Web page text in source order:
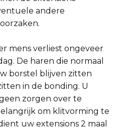
andere
mens verliest ongeveer
De haren die normaal
borstel blijven zitten
in de bonding. U
zorgen over te
om klitvorming te
uw extensions 2 maal